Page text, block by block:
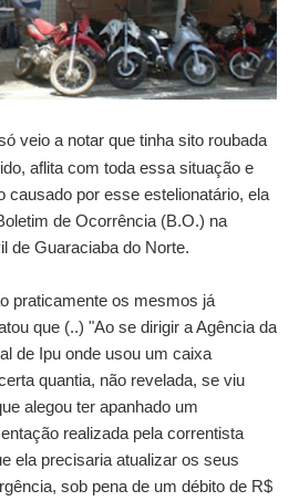
veio a notar que tinha sito roubada
aflita com toda essa situação e
causado por esse estelionatário, ela
de Ocorrência (B.O.) na
de Guaraciaba do Norte.
praticamente os mesmos já
que (..) "Ao se dirigir a Agência da
de Ipu onde usou um caixa
quantia, não revelada, se viu
alegou ter apanhado um
realizada pela correntista
ela precisaria atualizar os seus
sob pena de um débito de R$